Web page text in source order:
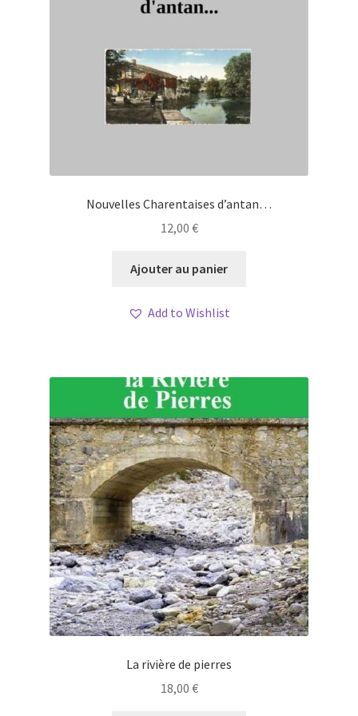
Nouvelles Charentaises d’antan…
12,00 €
Ajouter au panier
Add to Wishlist
La rivière de pierres
18,00 €